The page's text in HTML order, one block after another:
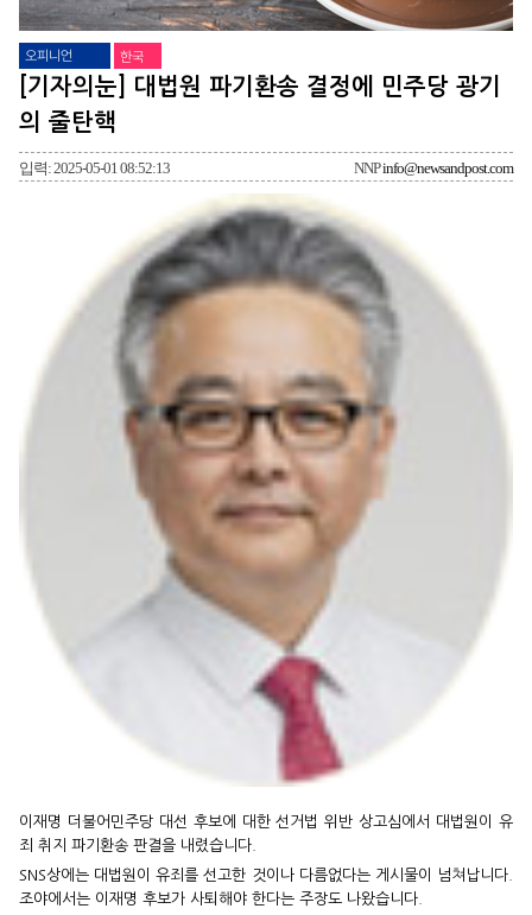
오피니언 한국
[기자의눈] 대법원 파기환송 결정에 민주당 광기
의 줄탄핵
입력: 2025-05-01 08:52:13 NNPinfo@newsandpost.com
이재명 더불어민주당 대선 후보에 대한 선거법 위반 상고심에서 대법원이 유
죄 취지 파기환송 판결을 내렸습니다.
SNS상에는 대법원이 유죄를 선고한 것이나 다름없다는 게시물이 넘쳐납니다.
조야에서는 이재명 후보가 사퇴해야 한다는 주장도 나왔습니다.